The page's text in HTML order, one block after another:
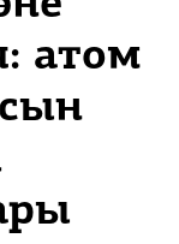
атом